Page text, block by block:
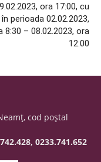
ora 17:00, cu
perioada 02.02.2023,
8:30 – 08.02.2023, ora
12:00
cod poştal
0233.741.652